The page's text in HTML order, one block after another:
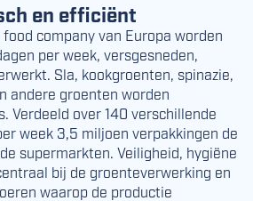
en efficiënt
company van Europa worden
per week, versgesneden,
Sla, kookgroenten, spinazie,
andere groenten worden
Verdeeld over 140 verschillende
week 3,5 miljoen verpakkingen de
supermarkten. Veiligheid, hygiëne
bij de groenteverwerking en
waarop de productie